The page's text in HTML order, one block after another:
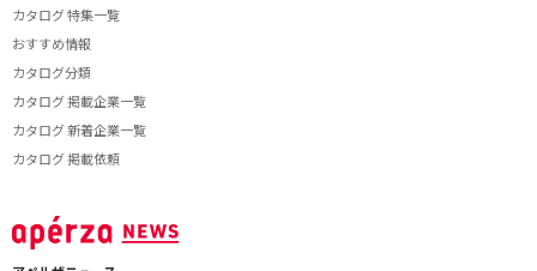
カタログ 特集一覧
おすすめ情報
カタログ分類
カタログ 掲載企業一覧
カタログ 新着企業一覧
カタログ 掲載依頼